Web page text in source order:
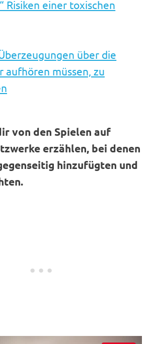
Risiken einer toxischen
über die
aufhören müssen, zu
von den Spielen auf
erzählen, bei denen
hinzufügten und